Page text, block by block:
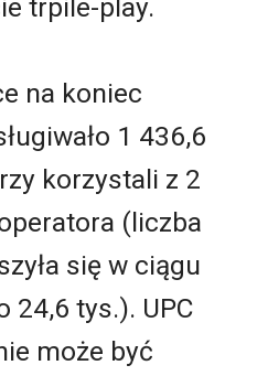
trpile-play.
na koniec
1 436,6
korzystali z 2
(liczba
się w ciągu
24,6 tys.). UPC
może być